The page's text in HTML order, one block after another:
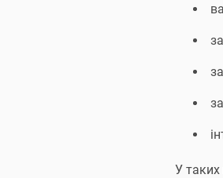
У таких